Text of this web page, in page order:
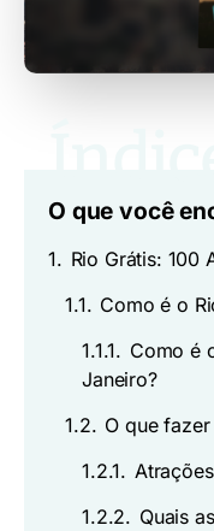
O que você
1. Rio Grátis: 100
1.1. Como é o
1.1.1. Como é
Janeiro?
1.2. O que
1.2.1.
1.2.2. Quais